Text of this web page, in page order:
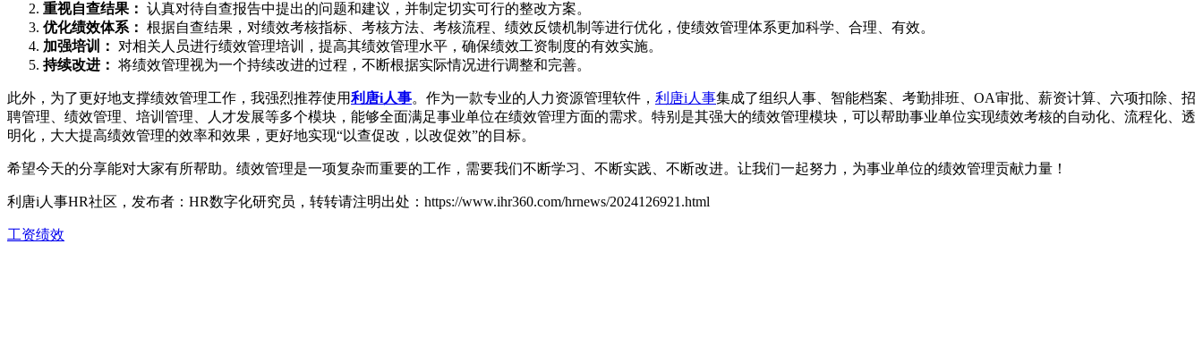
重视自查结果： 认真对待自查报告中提出的问题和建议，并制定切实可行的整改方案。
优化绩效体系： 根据自查结果，对绩效考核指标、考核方法、考核流程、绩效反馈机制等进行优化，使绩效管理体系更加科学、合理、有效。
加强培训：
对相关人员进行绩效管理培训，提高其绩效管理水平，确保绩效工资制度的有效实施。
持续改进： 将绩效管理视为一个持续改进的过程，不断根据实际情况进行调整和完善。
此外，为了更好地支撑绩效管理工作，我强烈推荐使用利唐i人事。作为一款专业的人力资源管理软件， 利唐i人事集成了组织人事、智能档案、考勤排班、OA审批、薪资计算、六项扣除、招
聘管理、绩效管理、培训管理、人才发展等多个模块，能够全面满足事业单位在绩效管理方面的需求。特别是其强大的绩效管理模块，可以帮助事业单位实现绩效考核的自动化、流程化、透
明化，大大提高绩效管理的效率和效果，更好地实现“以查促改，以改促效”的目标。
希望今天的分享能对大家有所帮助。绩效管理是一项复杂而重要的工作，需要我们不断学习、不断实践、不断改进。让我们一起努力，为事业单位的绩效管理贡献力量！
利唐i人事HR社区，发布者：HR数字化研究员，转转请注明出处： https://www.ihr360.com/hrnews/2024126921.html
工资绩效